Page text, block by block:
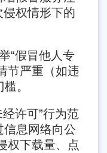
权情形下的
“假冒他人专
节严重（如违
。
许可”行为范
信息网络向公
权下载量、点